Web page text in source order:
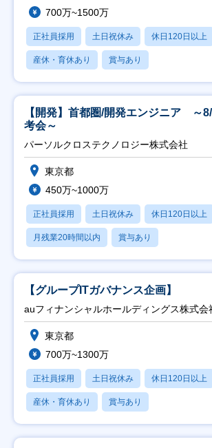
700万~1500万
正社員採用 土日祝休み 休日120日以上
産休・育休あり 賞与あり
【開発】首都圏/開発エンジニア ～
考会～
パーソルクロステクノロジー株式会社
東京都
450万~1000万
正社員採用 土日祝休み 休日120日以上
月残業20時間以内 賞与あり
【グループITガバナンス企画】
auフィナンシャルホールディングス株式会
東京都
700万~1300万
正社員採用 土日祝休み 休日120日以上
産休・育休あり 賞与あり